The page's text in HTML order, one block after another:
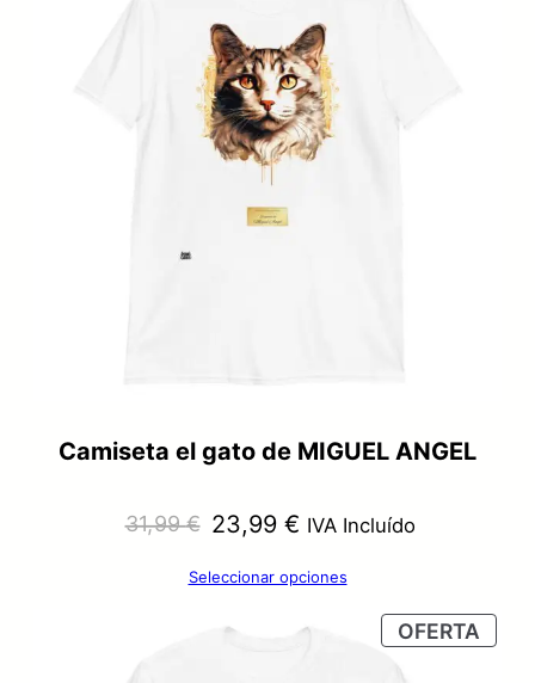
Camiseta el gato de MIGUEL ANGEL
31,99€ El
precio
23,99 €El
precio
IVA Incluído
Seleccionar opciones
OFERTA
EN